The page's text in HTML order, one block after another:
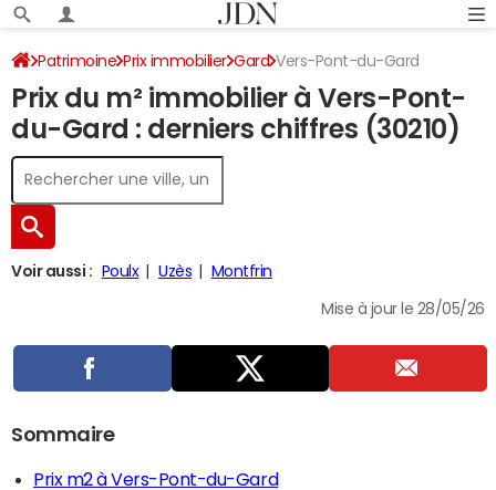
Patrimoine Prix immobilier Gard Vers-Pont-du-Gard
Prix du m² immobilier à Vers-Pont-
du-Gard : derniers chiffres (30210)
Voir aussi : Poulx Uzès Montfrin
Mise à jour le 28/05/26
Sommaire
Prix m2 à Vers-Pont-du-Gard